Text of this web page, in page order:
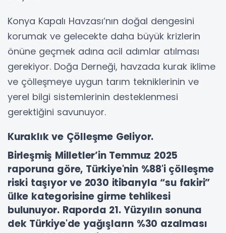
Konya Kapalı Havzası’nın doğal dengesini
korumak ve gelecekte daha büyük krizlerin
önüne geçmek adına acil adımlar atılması
gerekiyor. Doğa Derneği, havzada kurak iklime
ve çölleşmeye uygun tarım tekniklerinin ve
yerel bilgi sistemlerinin desteklenmesi
gerektiğini savunuyor.
Kuraklık ve Çölleşme Geliyor.
Birleşmiş Milletler’in Temmuz 2025
raporuna göre, Türkiye'nin %88'i çölleşme
riski taşıyor ve 2030 itibarıyla “su fakiri”
ülke kategorisine girme tehlikesi
bulunuyor. Raporda 21. Yüzyılın sonuna
dek Türkiye'de yağışların %30 azalması